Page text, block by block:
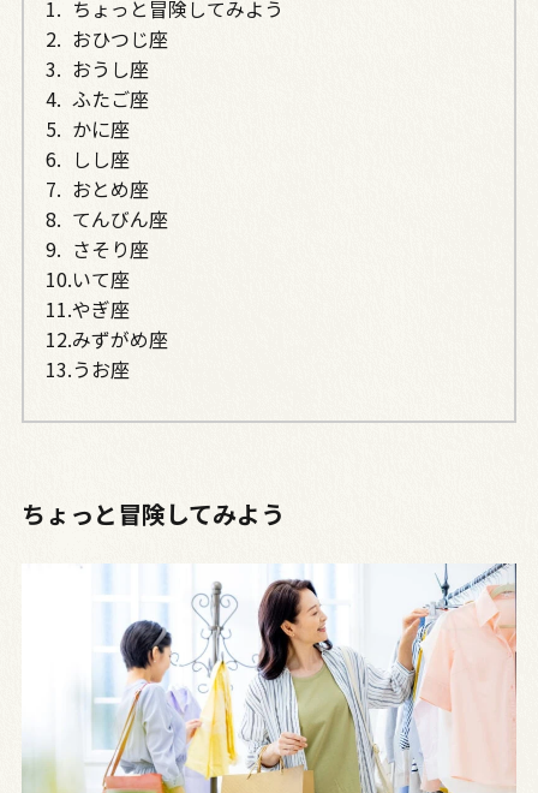
ちょっと冒険してみよう
おひつじ座
おうし座
ふたご座
かに座
しし座
おとめ座
てんびん座
さそり座
いて座
やぎ座
みずがめ座
うお座
ちょっと冒険してみよう